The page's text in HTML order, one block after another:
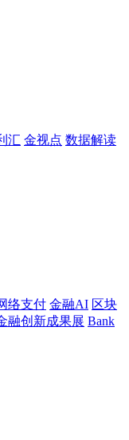
汇 金视点 数据解读
络支付 金融AI 区块
融创新成果展 Bank